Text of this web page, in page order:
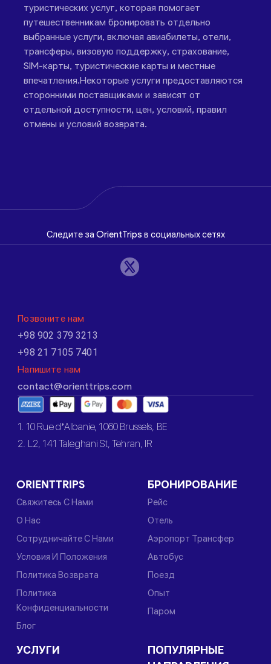
туристических услуг, которая помогает
путешественникам бронировать отдельно
выбранные услуги, включая авиабилеты, отели,
трансферы, визовую поддержку, страхование,
SIM-карты, туристические карты и местные
впечатления.Некоторые услуги предоставляются
сторонними поставщиками и зависят от
отдельной доступности, цен, условий, правил
отмены и условий возврата.
Следите за OrientTrips в социальных сетях
Позвоните нам
+98 902 379 3213
+98 21 7105 7401
Напишите нам
contact@orienttrips.com
1. 10 Rue d’Albanie, 1060 Brussels, BE
2. L2, 141 Taleghani St, Tehran, IR
ORIENTTRIPS
Свяжитесь С Нами
О Нас
Сотрудничайте С Нами
Условия И Положения
Политика Возврата
Политика
Конфиденциальности
Блог
БРОНИРОВАНИЕ
Рейс
Отель
Аэропорт Трансфер
Автобус
Поезд
Опыт
Паром
УСЛУГИ
ПОПУЛЯРНЫЕ